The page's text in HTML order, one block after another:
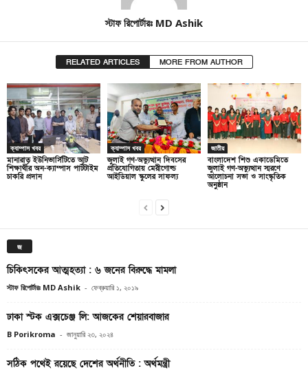
স্টাফ রিপোর্টারঃ MD Ashik
RELATED ARTICLES MORE FROM AUTHOR
ক্যাম্পাস খবর
মানারাত ইউনিভার্সিটিতে আট
শিক্ষার্থীর অন-ক্যাম্পাস পার্টটাইম
চাকরি প্রদান
ক্যাম্পাস খবর
জুলাই গণ-অভ্যুত্থান দিবসের
প্রতিযোগিতায় মেরীগোল্ড
আইডিয়াল স্কুলের সাফল্য
জাতীয়
বাংলাদেশ শিশু একাডেমিতে
জুলাই গণ-অভ্যুত্থান স্মরণে
আলোচনা সভা ও সাংস্কৃতিক
অনুষ্ঠান
জ
চিকিৎসকের আত্মহত্যা : ৬ জনের বিরুদ্ধে মামলা
স্টাফ রিপোর্টারঃ MD Ashik - ফেব্রুয়ারি ১, ২০১৯
ঢাকা স্টক এক্সচেঞ্জ লি: আজকের শেয়ারবাজার
B Porikroma - জানুয়ারি ২৩, ২০২৪
সঠিক পথেই রয়েছে দেশের অর্থনীতি : অর্থমন্ত্রী